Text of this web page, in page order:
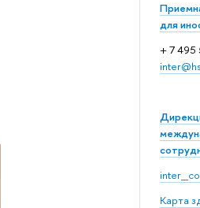
для
+ 7 495
Карта